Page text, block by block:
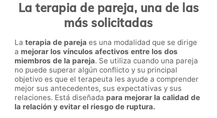
La terapia de pareja, una de las
más solicitadas
La terapia de pareja es una modalidad que se dirige
a mejorar los vínculos afectivos entre los dos
miembros de la pareja. Se utiliza cuando una pareja
no puede superar algún conflicto y su principal
objetivo es que el terapeuta les ayude a comprender
mejor sus antecedentes, sus expectativas y sus
relaciones. Está diseñada para mejorar la calidad de
la relación y evitar el riesgo de ruptura.